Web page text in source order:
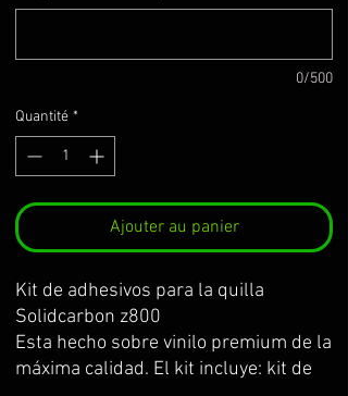
0/500
Quantité *
Ajouter au panier
Kit de adhesivos para la quilla
Solidcarbon z800
Esta hecho sobre vinilo premium de la
máxima calidad. El kit incluye: kit de